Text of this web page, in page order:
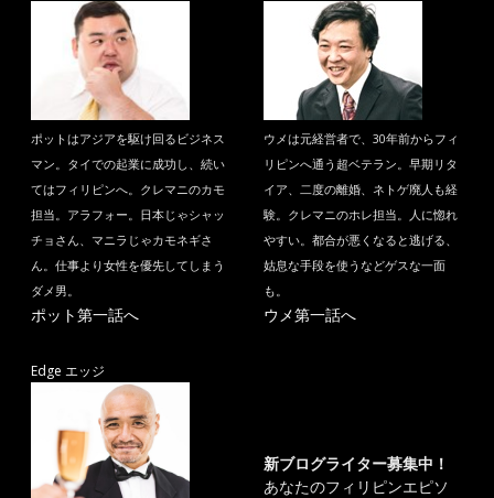
ポットはアジアを駆け回るビジネス
マン。タイでの起業に成功し、続い
てはフィリピンへ。クレマニのカモ
担当。アラフォー。日本じゃシャッ
チョさん、マニラじゃカモネギさ
ん。仕事より女性を優先してしまう
ダメ男。
ポット第一話へ
ウメは元経営者で、30年前からフィ
リピンへ通う超ベテラン。早期リタ
イア、二度の離婚、ネトゲ廃人も経
験。クレマニのホレ担当。人に惚れ
やすい。都合が悪くなると逃げる、
姑息な手段を使うなどゲスな一面
も。
ウメ第一話へ
Edge エッジ
新ブログライター募集中！
あなたのフィリピンエピソ